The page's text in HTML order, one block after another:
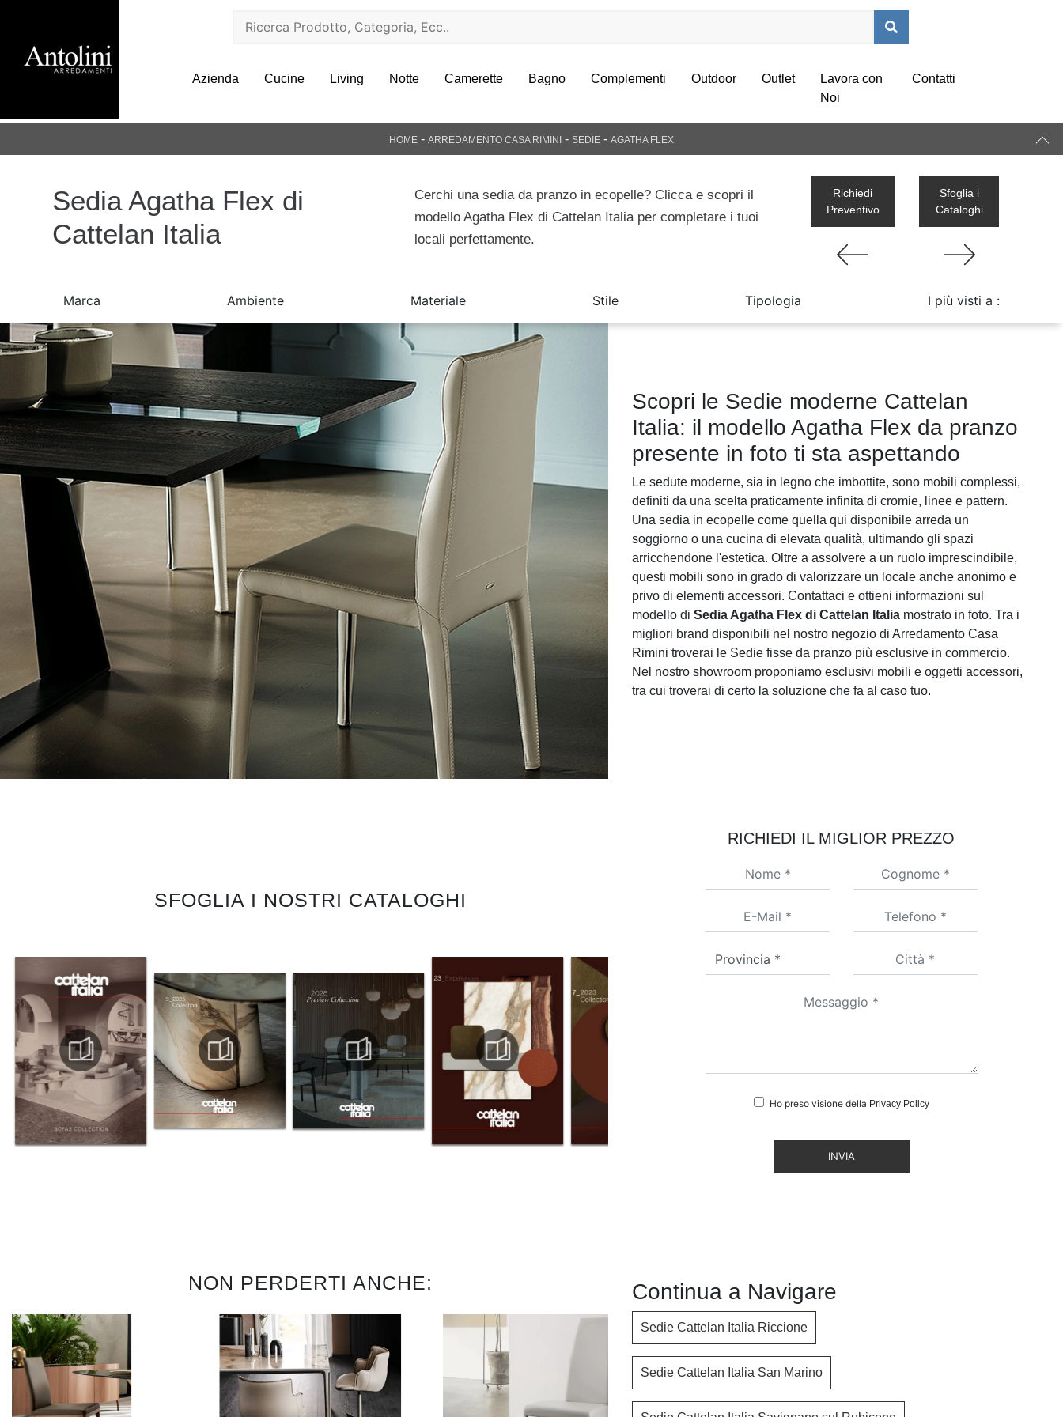
Azienda Cucine Living Notte Camerette Bagno Complementi Outdoor Outlet
Lavora con
Noi
Contatti
HOME - ARREDAMENTO CASA RIMINI - SEDIE - AGATHA FLEX
Sedia Agatha Flex di
Cattelan Italia
Cerchi una sedia da pranzo in ecopelle? Clicca e scopri il
modello Agatha Flex di Cattelan Italia per completare i tuoi
locali perfettamente.
Richiedi
Preventivo
Sfoglia i
Cataloghi
Marca Ambiente Materiale Stile Tipologia I più visti a :
Scopri le Sedie moderne Cattelan
Italia: il modello Agatha Flex da pranzo
presente in foto ti sta aspettando
Le sedute moderne, sia in legno che imbottite, sono mobili complessi,
definiti da una scelta praticamente infinita di cromie, linee e pattern.
Una sedia in ecopelle come quella qui disponibile arreda un
soggiorno o una cucina di elevata qualità, ultimando gli spazi
arricchendone l'estetica. Oltre a assolvere a un ruolo imprescindibile,
questi mobili sono in grado di valorizzare un locale anche anonimo e
privo di elementi accessori. Contattaci e ottieni informazioni sul
modello di Sedia Agatha Flex di Cattelan Italia mostrato in foto. Tra i
migliori brand disponibili nel nostro negozio di Arredamento Casa
Rimini troverai le Sedie fisse da pranzo più esclusive in commercio.
Nel nostro showroom proponiamo esclusivi mobili e oggetti accessori,
tra cui troverai di certo la soluzione che fa al caso tuo.
SFOGLIA I NOSTRI CATALOGHI
RICHIEDI IL MIGLIOR PREZZO
Ho preso visione della Privacy Policy
INVIA
NON PERDERTI ANCHE: Continua a Navigare
Sedie Cattelan Italia Riccione
Sedie Cattelan Italia San Marino